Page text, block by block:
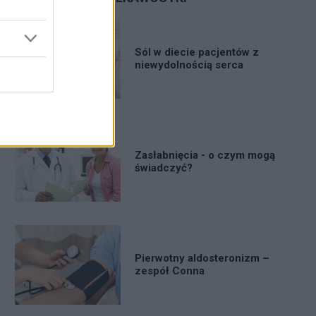
Sól w diecie pacjentów z
niewydolnością serca
Zasłabnięcia - o czym mogą
świadczyć?
Pierwotny aldosteronizm –
zespół Conna